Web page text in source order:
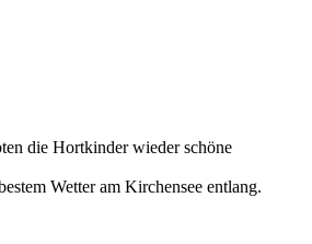
die Hortkinder wieder schöne
Wetter am Kirchensee entlang.